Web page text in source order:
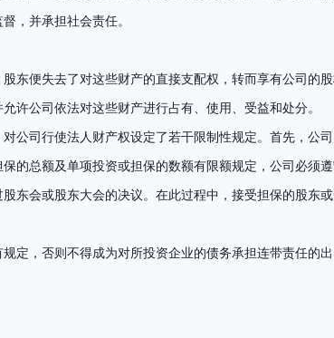
，并承担社会责任。
东便失去了对这些财产的直接支配权，转而享有公司的
许公司依法对这些财产进行占有、使用、受益和处分。
公司行使法人财产权设定了若干限制性规定。首先，公
的总额及单项投资或担保的数额有限额规定，公司必须遵
东会或股东大会的决议。在此过程中，接受担保的股东
定，否则不得成为对所投资企业的债务承担连带责任的